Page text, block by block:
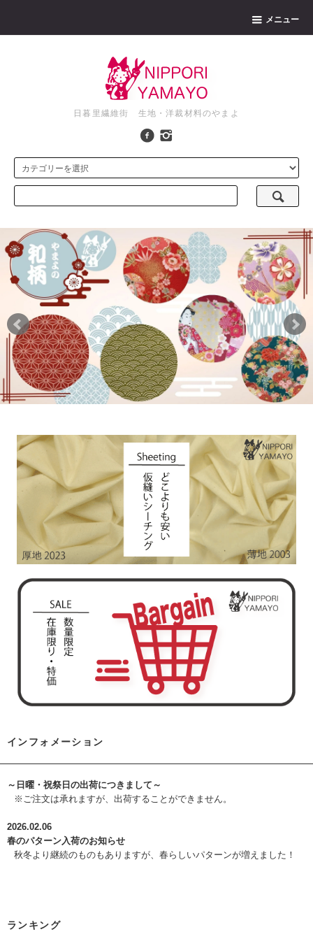
メニュー
日暮里繊維街 生地・洋裁材料のやまよ
インフォメーション
～日曜・祝祭日の出荷につきまして～
※ご注文は承れますが、出荷することができません。
2026.02.06
春のパターン入荷のお知らせ
秋冬より継続のものもありますが、春らしいパターンが増えました！
ランキング